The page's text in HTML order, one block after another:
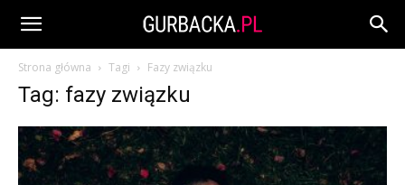
Strona główna Tagi Fazy związku
Tag: fazy związku